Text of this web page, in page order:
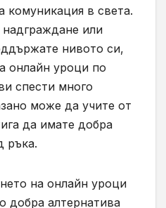
комуникация в света.
или
нивото си,
онлайн уроци по
спести много
може да учите от
да имате добра
ръка.
на онлайн уроци
добра алтернатива